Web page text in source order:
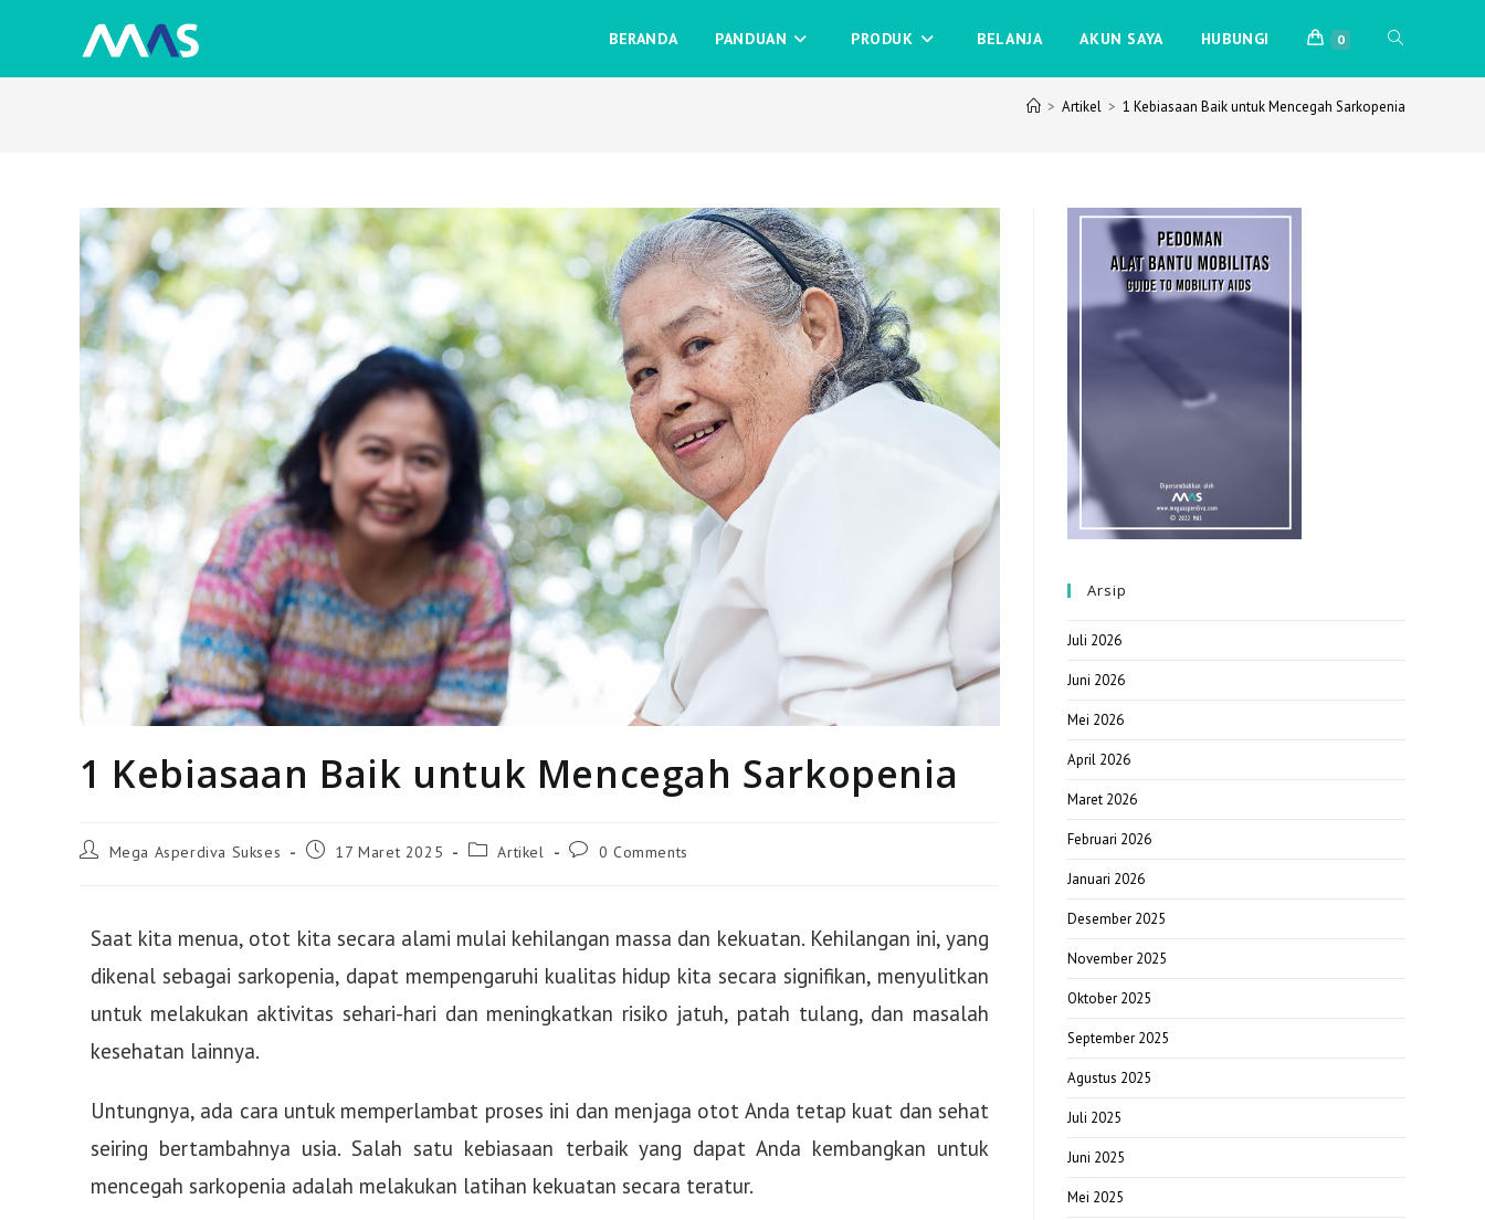
BERANDA PANDUAN PRODUK BELANJA AKUN SAYA HUBUNGI 0
> Artikel > 1 Kebiasaan Baik untuk Mencegah Sarkopenia
1 Kebiasaan Baik untuk Mencegah Sarkopenia
Mega Asperdiva Sukses 17 Maret 2025 Artikel 0 Comments
Saat kita menua, otot kita secara alami mulai kehilangan massa dan kekuatan. Kehilangan ini, yang
dikenal sebagai sarkopenia, dapat mempengaruhi kualitas hidup kita secara signifikan, menyulitkan
untuk melakukan aktivitas sehari-hari dan meningkatkan risiko jatuh, patah tulang, dan masalah
kesehatan lainnya.
Untungnya, ada cara untuk memperlambat proses ini dan menjaga otot Anda tetap kuat dan sehat
seiring bertambahnya usia. Salah satu kebiasaan terbaik yang dapat Anda kembangkan untuk
mencegah sarkopenia adalah melakukan latihan kekuatan secara teratur.
Arsip
Juli 2026
Juni 2026
Mei 2026
April 2026
Maret 2026
Februari 2026
Januari 2026
Desember 2025
November 2025
Oktober 2025
September 2025
Agustus 2025
Juli 2025
Juni 2025
Mei 2025